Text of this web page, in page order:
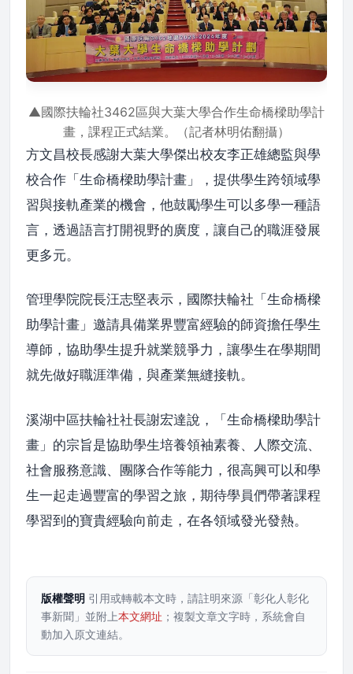
▲國際扶輪社3462區與大葉大學合作生命橋樑助學計
畫，課程正式結業。（記者林明佑翻攝）
方文昌校長感謝大葉大學傑出校友李正雄總監與學
校合作「生命橋樑助學計畫」，提供學生跨領域學
習與接軌產業的機會，他鼓勵學生可以多學一種語
言，透過語言打開視野的廣度，讓自己的職涯發展
更多元。
管理學院院長汪志堅表示，國際扶輪社「生命橋樑
助學計畫」邀請具備業界豐富經驗的師資擔任學生
導師，協助學生提升就業競爭力，讓學生在學期間
就先做好職涯準備，與產業無縫接軌。
溪湖中區扶輪社社長謝宏達說，「生命橋樑助學計
畫」的宗旨是協助學生培養領袖素養、人際交流、
社會服務意識、團隊合作等能力，很高興可以和學
生一起走過豐富的學習之旅，期待學員們帶著課程
學習到的寶貴經驗向前走，在各領域發光發熱。
版權聲明 引用或轉載本文時，請註明來源「彰化人彰化
事新聞」並附上本文網址 ；複製文章文字時，系統會自
動加入原文連結。